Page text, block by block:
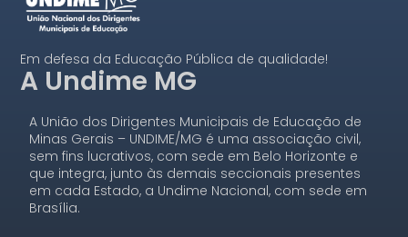
Em defesa da Educação Pública de qualidade!
A Undime MG
A União dos Dirigentes Municipais de Educação de
Minas Gerais – UNDIME/MG é uma associação civil,
sem fins lucrativos, com sede em Belo Horizonte e
que integra, junto às demais seccionais presentes
em cada Estado, a Undime Nacional, com sede em
Brasília.